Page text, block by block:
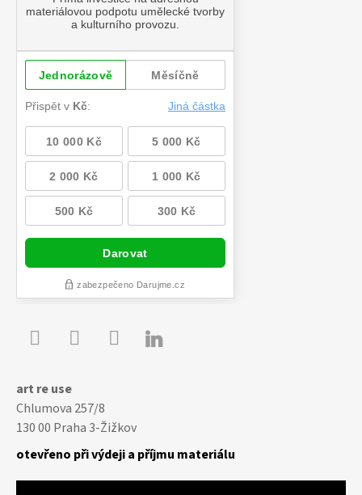

art re use
Chlumova 257/8
130 00 Praha 3-Žižkov
otevřeno při výdeji a příjmu materiálu